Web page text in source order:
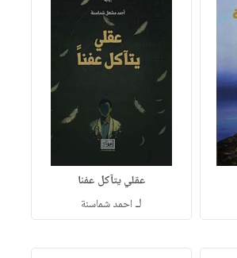
عقلي يتآكل عفنا
لـ احمد شماسنة